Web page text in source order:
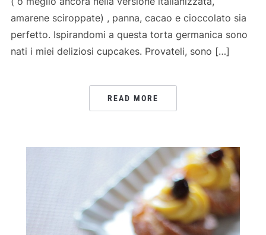
amarene sciroppate) , panna, cacao e cioccolato sia
perfetto. Ispirandomi a questa torta germanica sono
nati i miei deliziosi cupcakes. Provateli, sono […]
READ MORE